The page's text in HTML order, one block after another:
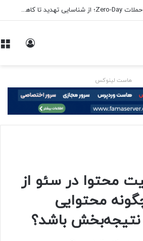
روش‌های جلوگیری از حملات Zero-Day؛ از شناسایی تهدید تا کاهش ریسک
هاست لینوکس
محتوا در سئو از
محتوایی
نتیجه‌بخش باشد؟